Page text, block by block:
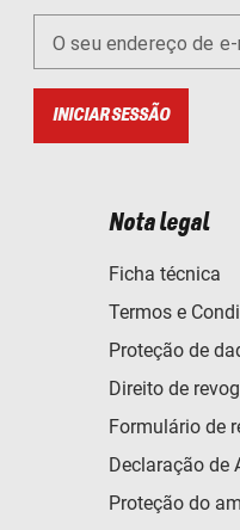
O seu endereço de e-
INICIAR SESSÃO
Nota legal
Ficha técnica
Termos e
Proteção de
Direito de
Formulário de
Declaração de
Proteção do